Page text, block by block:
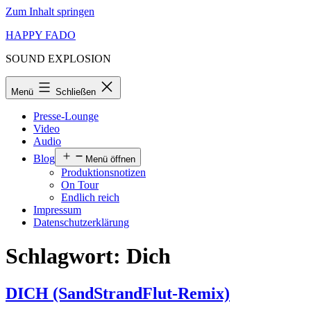
Zum Inhalt springen
HAPPY FADO
SOUND EXPLOSION
Menü Schließen
Presse-Lounge
Video
Audio
Blog
Menü öffnen
Produktionsnotizen
On Tour
Endlich reich
Impressum
Datenschutzerklärung
Schlagwort: Dich
DICH (SandStrandFlut-Remix)